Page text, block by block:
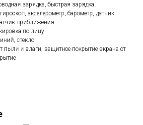
зарядка, быстрая зарядка,
акселерометр, барометр, датчик
приближения
по лицу
стекло
пыли и влаги, защитное покрытие экрана от